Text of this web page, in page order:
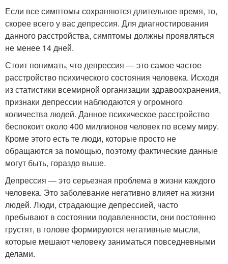
Если все симптомы сохраняются длительное время, то,
скорее всего у вас депрессия. Для диагностирования
данного расстройства, симптомы должны проявляться
не менее 14 дней.
Стоит понимать, что депрессия — это самое частое
расстройство психического состояния человека. Исходя
из статистики всемирной организации здравоохранения,
признаки депрессии наблюдаются у огромного
количества людей. Данное психическое расстройство
беспокоит около 400 миллионов человек по всему миру.
Кроме этого есть те люди, которые просто не
обращаются за помощью, поэтому фактические данные
могут быть, гораздо выше.
Депрессия — это серьезная проблема в жизни каждого
человека. Это заболевание негативно влияет на жизни
людей. Люди, страдающие депрессией, часто
пребывают в состоянии подавленности, они постоянно
грустят, в голове формируются негативные мысли,
которые мешают человеку заниматься повседневными
делами.